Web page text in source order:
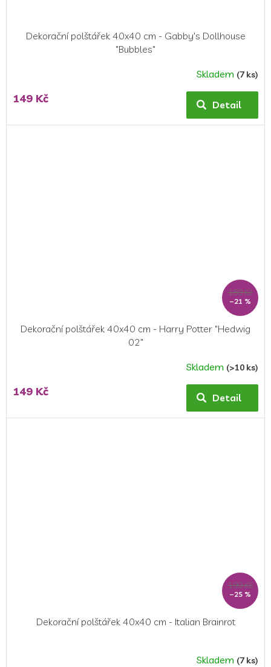
Dekorační polštářek 40x40 cm - Gabby's Dollhouse
"Bubbles"
produktu
5,0
Skladem (7 ks)
149 Kč Detail
189 Kč
–21 %
Dekorační polštářek 40x40 cm - Harry Potter "Hedwig
02"
produktu
Skladem (>10 ks)
149 Kč Detail
199 Kč
–25 %
Dekorační polštářek 40x40 cm - Italian Brainrot
Skladem (7 ks)